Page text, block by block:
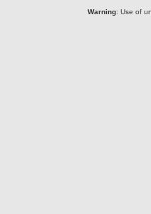
Warning: Use of